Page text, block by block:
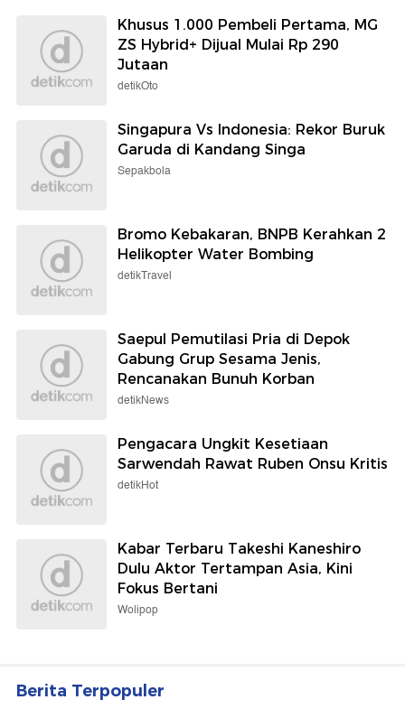
Khusus 1.000 Pembeli Pertama, MG
ZS Hybrid+ Dijual Mulai Rp 290
Jutaan
detikOto
Singapura Vs Indonesia: Rekor Buruk
Garuda di Kandang Singa
Sepakbola
Bromo Kebakaran, BNPB Kerahkan 2
Helikopter Water Bombing
detikTravel
Saepul Pemutilasi Pria di Depok
Gabung Grup Sesama Jenis,
Rencanakan Bunuh Korban
detikNews
Pengacara Ungkit Kesetiaan
Sarwendah Rawat Ruben Onsu Kritis
detikHot
Kabar Terbaru Takeshi Kaneshiro
Dulu Aktor Tertampan Asia, Kini
Fokus Bertani
Wolipop
Berita Terpopuler